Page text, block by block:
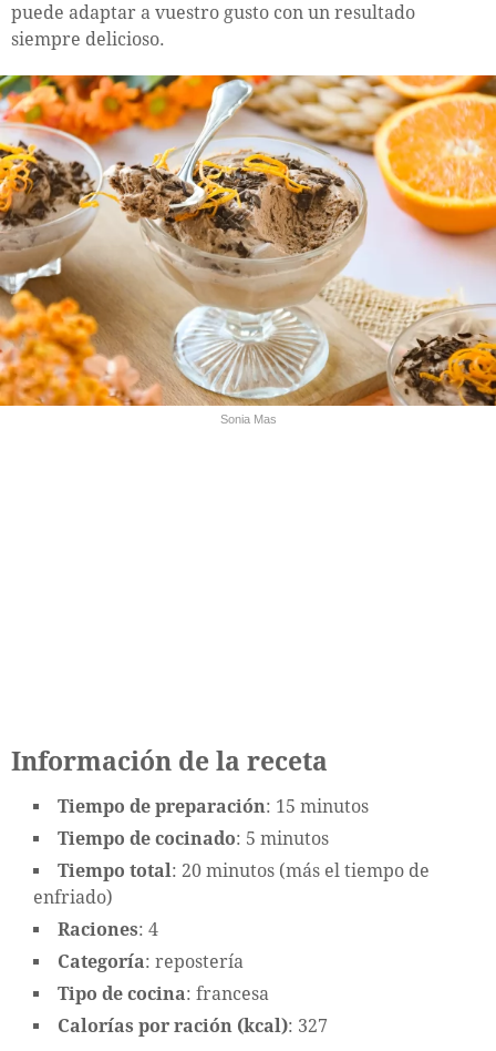
puede adaptar a vuestro gusto con un resultado
siempre delicioso.
Sonia Mas
Información de la receta
Tiempo de preparación: 15 minutos
Tiempo de cocinado: 5 minutos
Tiempo total : 20 minutos (más el tiempo de
enfriado)
Raciones: 4
Categoría: repostería
Tipo de cocina: francesa
Calorías por ración (kcal): 327